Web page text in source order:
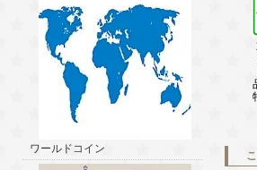
ワールドコイン